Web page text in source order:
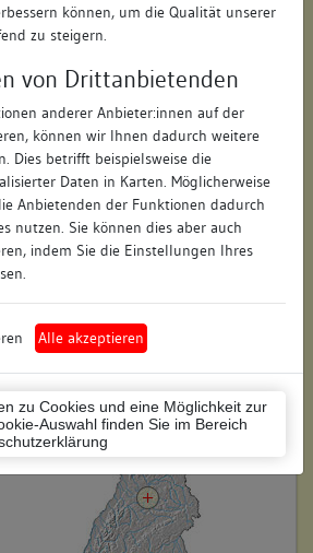
können, um die Qualität unserer
zu steigern.
von Drittanbietenden
anderer Anbieter:innen auf der
können wir Ihnen dadurch weitere
Dies betrifft beispielsweise die
Daten in Karten. Möglicherweise
Anbietenden der Funktionen dadurch
nutzen. Sie können dies aber auch
indem Sie die Einstellungen Ihres
Alle akzeptieren
zu Cookies und eine Möglichkeit zur
Auswahl finden Sie im Bereich
Marktplatz
5a
74354
Besigheim
Stuttgart
Ludwigsburg (Landkreis)
keine
keiner
137A